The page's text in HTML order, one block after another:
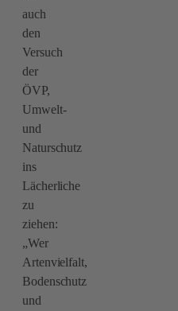
auch
den
Versuch
der
ÖVP,
Umwelt-
und
Naturschutz
ins
Lächerliche
zu
ziehen:
„Wer
Artenvielfalt,
Bodenschutz
und